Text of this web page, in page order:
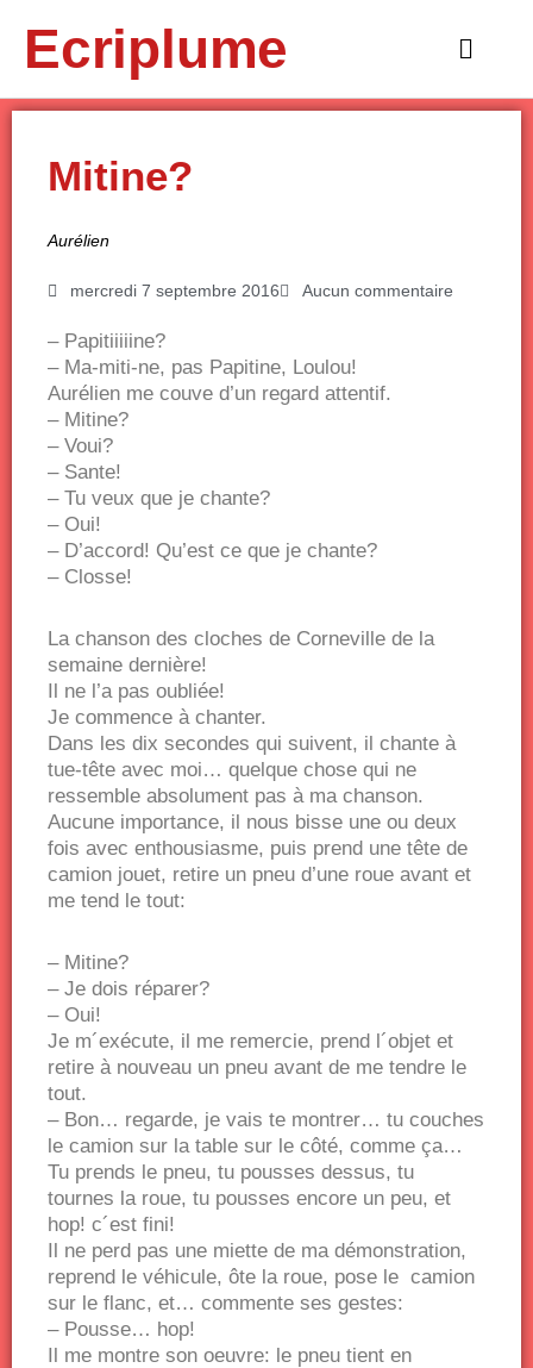
contenuEcriplume
Main
Mitine?
Aurélien
mercredi 7 septembre 2016 Aucun commentaire
– Papitiiiiine?
– Ma-miti-ne, pas Papitine, Loulou!
Aurélien me couve d’un regard attentif.
– Mitine?
– Voui?
– Sante!
– Tu veux que je chante?
– Oui!
– D’accord! Qu’est ce que je chante?
– Closse!
La chanson des cloches de Corneville de la
semaine dernière!
Il ne l’a pas oubliée!
Je commence à chanter.
Dans les dix secondes qui suivent, il chante à
tue-tête avec moi… quelque chose qui ne
ressemble absolument pas à ma chanson.
Aucune importance, il nous bisse une ou deux
fois avec enthousiasme, puis prend une tête de
camion jouet, retire un pneu d’une roue avant et
me tend le tout:
– Mitine?
– Je dois réparer?
– Oui!
Je m´exécute, il me remercie, prend l´objet et
retire à nouveau un pneu avant de me tendre le
tout.
– Bon… regarde, je vais te montrer… tu couches
le camion sur la table sur le côté, comme ça…
Tu prends le pneu, tu pousses dessus, tu
tournes la roue, tu pousses encore un peu, et
hop! c´est fini!
Il ne perd pas une miette de ma démonstration,
reprend le véhicule, ôte la roue, pose le camion
sur le flanc, et… commente ses gestes:
– Pousse… hop!
Il me montre son oeuvre: le pneu tient en